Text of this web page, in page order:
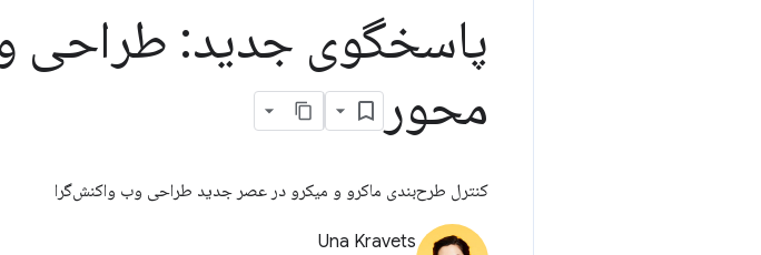
پاسخگوی جدید: طراحی
محور
کنترل طرح‌بندی ماکرو و میکرو در عصر جدید طراحی وب واکنش‌گرا
Una Kravets